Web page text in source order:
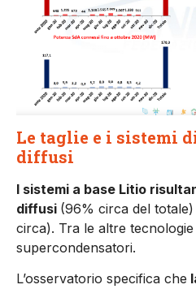
Le taglie e i sistemi
diffusi
I sistemi a base Litio
diffusi (96% circa del
circa). Tra le altre
supercondensatori.
L’osservatorio specifica che